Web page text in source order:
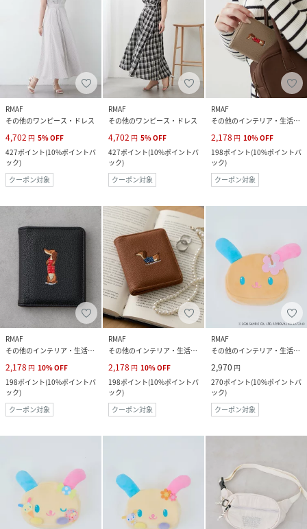
RMAF
その他のワンピース・ドレス
4,702 円 5%OFF
427ポイント(10%ポイントバ
ック)
クーポン対象
RMAF
その他のワンピース・ドレス
4,702 円 5%OFF
427ポイント(10%ポイントバ
ック)
クーポン対象
RMAF
その他のインテリア・生活雑貨
2,178 円 10%OFF
198ポイント(10%ポイントバ
ック)
クーポン対象
RMAF
その他のインテリア・生活雑貨
2,178 円 10%OFF
198ポイント(10%ポイントバ
ック)
クーポン対象
RMAF
その他のインテリア・生活雑貨
2,178 円 10%OFF
198ポイント(10%ポイントバ
ック)
クーポン対象
RMAF
その他のインテリア・生活雑貨
2,970 円
270ポイント(10%ポイントバ
ック)
クーポン対象